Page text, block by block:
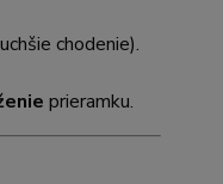
chodenie).
prieramku.